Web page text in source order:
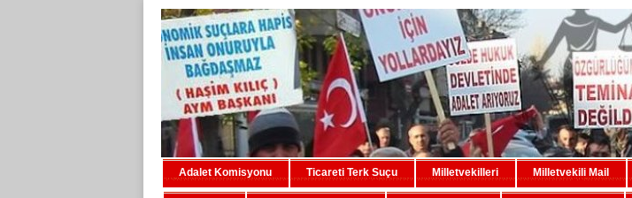
Adalet Komisyonu Ticareti Terk Suçu Milletvekilleri Milletvekili Mail